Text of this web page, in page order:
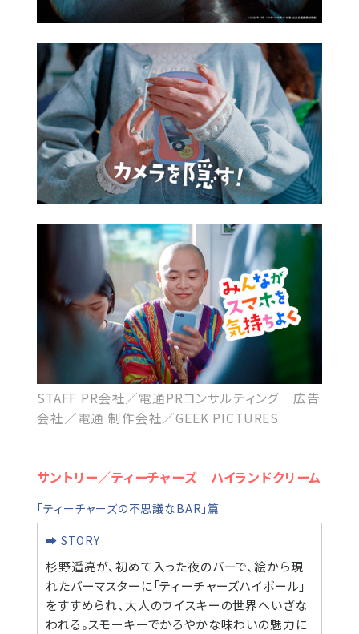
STAFF PR会社／電通PRコンサルティング 広告
会社／電通 制作会社／GEEK PICTURES
サントリー／ティーチャーズ ハイランドクリーム
「ティーチャーズの不思議なBAR」篇
➡ STORY
杉野遥亮が、初めて入った夜のバーで、絵から現
れたバーマスターに「ティーチャーズハイボール」
をすすめられ、大人のウイスキーの世界へいざな
われる。スモーキーでかろやかな味わいの魅力に